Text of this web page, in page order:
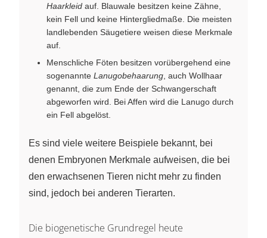
Haarkleid auf. Blauwale besitzen keine Zähne,
kein Fell und keine Hintergliedmaße. Die meisten
landlebenden Säugetiere weisen diese Merkmale
auf.
Menschliche Föten besitzen vorübergehend eine
sogenannte Lanugobehaarung , auch Wollhaar
genannt, die zum Ende der Schwangerschaft
abgeworfen wird. Bei Affen wird die Lanugo durch
ein Fell abgelöst.
Es sind viele weitere Beispiele bekannt, bei
denen Embryonen Merkmale aufweisen, die bei
den erwachsenen Tieren nicht mehr zu finden
sind, jedoch bei anderen Tierarten.
Die biogenetische Grundregel heute